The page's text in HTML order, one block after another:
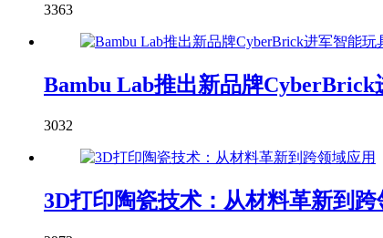
3363
Bambu Lab推出新品牌CyberBrick
3032
3D打印陶瓷技术：从材料革新到跨